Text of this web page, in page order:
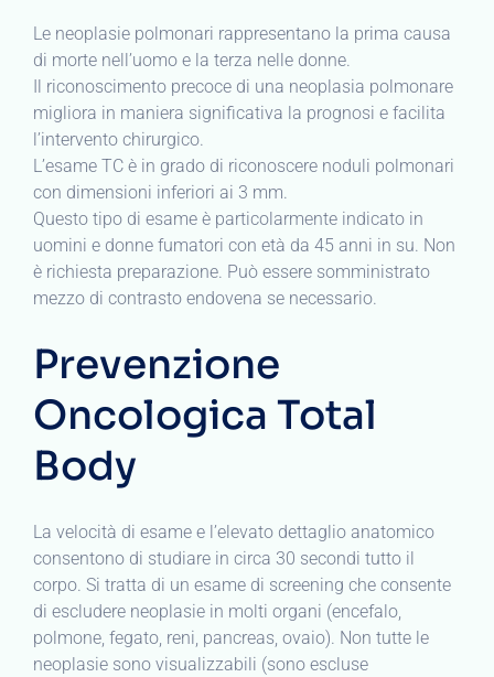
Le neoplasie polmonari rappresentano la prima causa
di morte nell’uomo e la terza nelle donne.
Il riconoscimento precoce di una neoplasia polmonare
migliora in maniera significativa la prognosi e facilita
l’intervento chirurgico.
L’esame TC è in grado di riconoscere noduli polmonari
con dimensioni inferiori ai 3 mm.
Questo tipo di esame è particolarmente indicato in
uomini e donne fumatori con età da 45 anni in su. Non
è richiesta preparazione. Può essere somministrato
mezzo di contrasto endovena se necessario.
Prevenzione
Oncologica Total
Body
La velocità di esame e l’elevato dettaglio anatomico
consentono di studiare in circa 30 secondi tutto il
corpo. Si tratta di un esame di screening che consente
di escludere neoplasie in molti organi (encefalo,
polmone, fegato, reni, pancreas, ovaio). Non tutte le
neoplasie sono visualizzabili (sono escluse